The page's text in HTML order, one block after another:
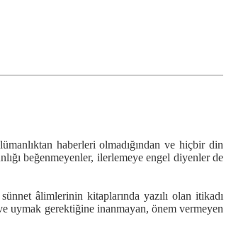
haberleri olmadığından ve hiçbir din
beğenmeyenler, ilerlemeye engel diyenler de
âlimlerinin kitaplarında yazılı olan itikadı
uymak gerektiğine inanmayan, önem vermeyen